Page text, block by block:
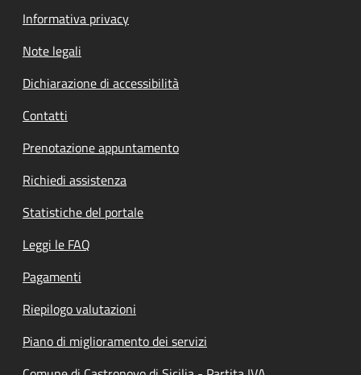
Informativa privacy
Note legali
Dichiarazione di accessibilità
Contatti
Prenotazione appuntamento
Richiedi assistenza
Statistiche del portale
Leggi le FAQ
Pagamenti
Riepilogo valutazioni
Piano di miglioramento dei servizi